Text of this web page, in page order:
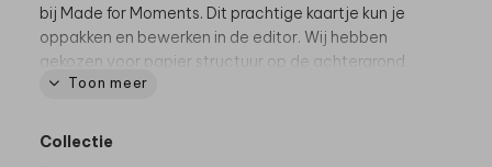
bij Made for Moments. Dit prachtige kaartje kun je
oppakken en bewerken in de editor. Wij hebben
gekozen voor papier structuur op de achtergrond,
liever een andere kleur? Dit kun je heel gemakkelijk
Toon meer
Collectie